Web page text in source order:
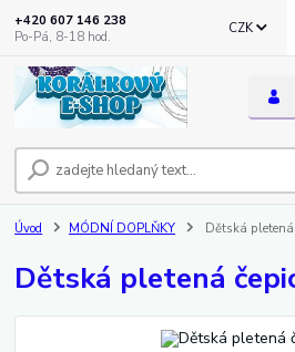
CZK
+420 607 146 238
Po-Pá, 8-18 hod.
Úvod MÓDNÍ DOPLŇKY Dětská pletená
Dětská pletená